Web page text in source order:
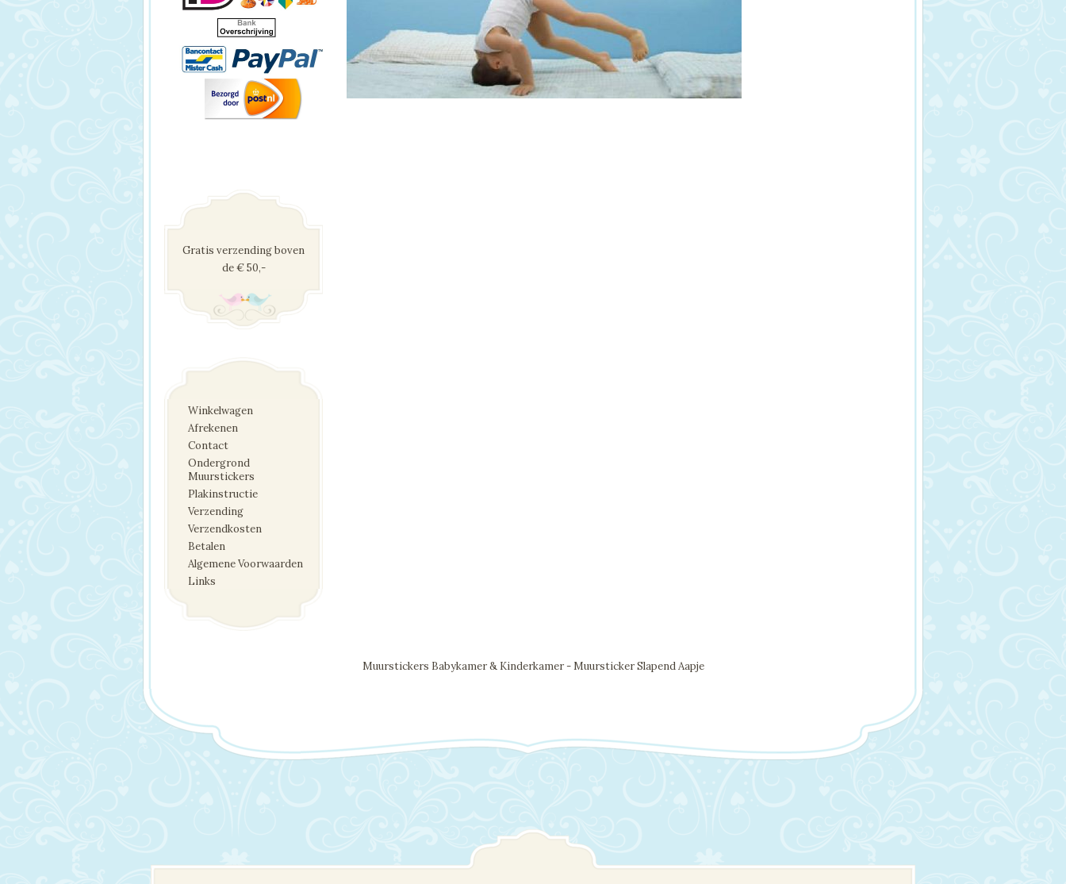
Gratis verzending boven
de € 50,-
Winkelwagen
Afrekenen
Contact
Ondergrond
Muurstickers
Plakinstructie
Verzending
Verzendkosten
Betalen
Algemene Voorwaarden
Links
Muurstickers Babykamer & Kinderkamer - Muursticker Slapend Aapje